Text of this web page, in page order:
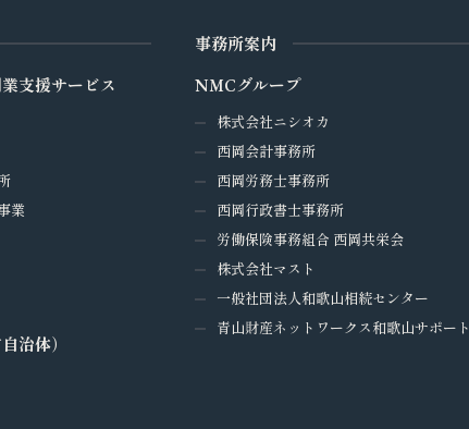
支援サービス
業
治体）
事務所案内
NMCグループ
株式会社ニシオカ
西岡会計事務所
西岡労務士事務所
西岡行政書士事務所
労働保険事務組合 西岡共栄会
株式会社マスト
一般社団法人和歌山相続センター
青山財産ネットワークス和歌山サポート